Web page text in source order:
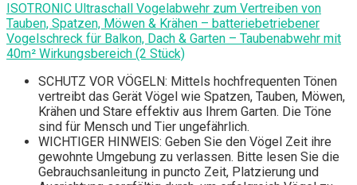
ISOTRONIC Ultraschall Vogelabwehr zum Vertreiben von
Tauben, Spatzen, Möwen & Krähen – batteriebetriebener
Vogelschreck für Balkon, Dach & Garten – Taubenabwehr mit
40m² Wirkungsbereich (2 Stück)
SCHUTZ VOR VÖGELN: Mittels hochfrequenten Tönen
vertreibt das Gerät Vögel wie Spatzen, Tauben, Möwen,
Krähen und Stare effektiv aus Ihrem Garten. Die Töne
sind für Mensch und Tier ungefährlich.
WICHTIGER HINWEIS: Geben Sie den Vögel Zeit ihre
gewohnte Umgebung zu verlassen. Bitte lesen Sie die
Gebrauchsanleitung in puncto Zeit, Platzierung und